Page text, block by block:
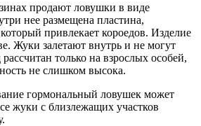
продают ловушки в виде
нее размещена пластина,
привлекает короедов. Изделие
Жуки залетают внутрь и не могут
только на взрослых особей,
не слишком высока.
гормональный ловушек может
жуки с близлежащих участков